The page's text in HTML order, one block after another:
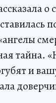
о
тайна.
и